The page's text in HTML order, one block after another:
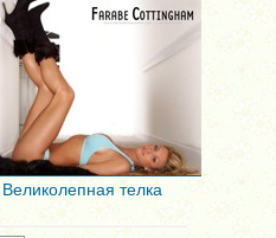
Великолепная телка